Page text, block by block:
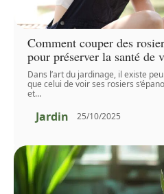
Comment couper des
pour préserver la santé de
Dans l’art du jardinage, il existe
que celui de voir ses rosiers
et…
Jardin 25/10/2025